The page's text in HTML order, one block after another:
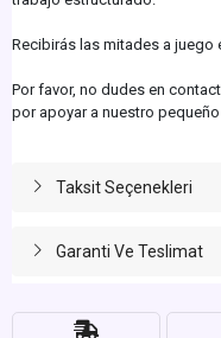
Recibirás las mitades a juego
Por favor, no dudes en
por apoyar a nuestro
Taksit Seçenekleri
Garanti Ve Teslimat